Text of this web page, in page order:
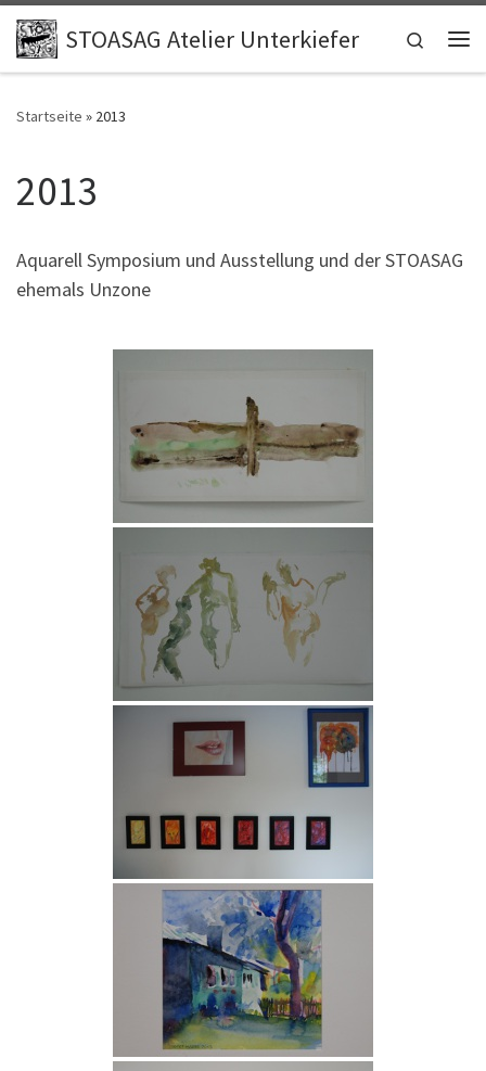
Zum Inhalt springen
STOASAG Atelier Unterkiefer
Search
Startseite » 2013
2013
Aquarell Symposium und Ausstellung und der STOASAG
ehemals Unzone